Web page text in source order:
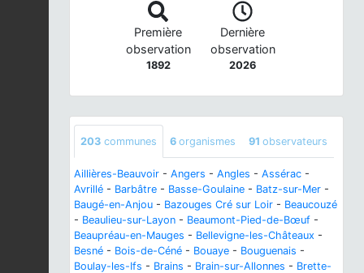
Première
observation
1892
Dernière
observation
2026
203 communes 6 organismes 91 observateurs
Aillières-Beauvoir - Angers - Angles - Assérac -
Avrillé - Barbâtre - Basse-Goulaine - Batz-sur-Mer -
Baugé-en-Anjou - Bazouges Cré sur Loir - Beaucouzé
- Beaulieu-sur-Layon - Beaumont-Pied-de-Bœuf -
Beaupréau-en-Mauges - Bellevigne-les-Châteaux -
Besné - Bois-de-Céné - Bouaye - Bouguenais -
Boulay-les-Ifs - Brains - Brain-sur-Allonnes - Brette-